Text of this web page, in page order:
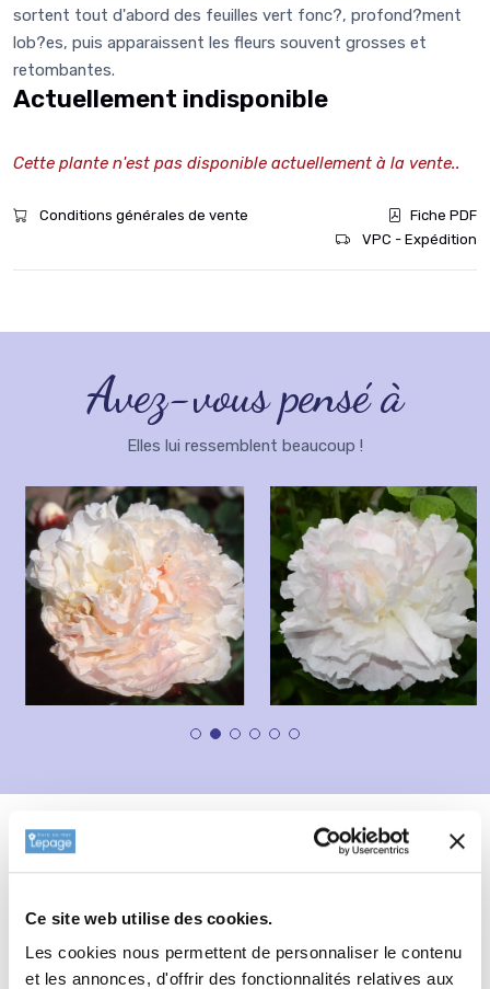
Ce site web utilise des cookies.
Les cookies nous permettent de personnaliser le contenu
et les annonces, d'offrir des fonctionnalités relatives aux
sortent tout d'abord des feuilles vert fonc?, profond?ment
lob?es, puis apparaissent les fleurs souvent grosses et
retombantes.
Actuellement indisponible
Cette plante n'est pas disponible actuellement à la vente..
Conditions générales de vente
Fiche PDF
VPC - Expédition
Avez-vous pensé à
Elles lui ressemblent beaucoup !
Informations complémentaires
Informations botaniques